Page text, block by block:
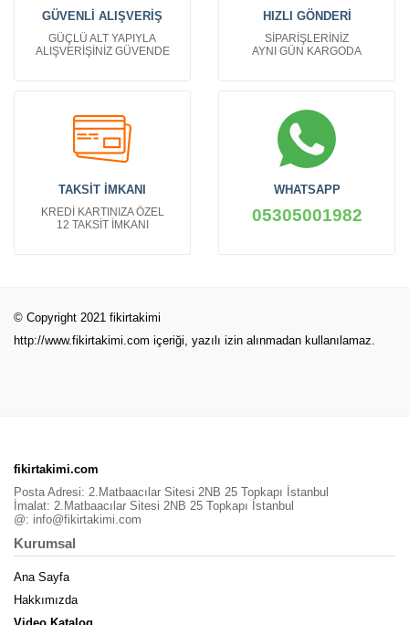
GÜVENLİ ALIŞVERİŞ
GÜÇLÜ ALT YAPIYLA
ALIŞVERİŞİNİZ GÜVENDE
HIZLI GÖNDERİ
SİPARİŞLERİNİZ
AYNI GÜN KARGODA
TAKSİT İMKANI
KREDİ KARTINIZA ÖZEL
12 TAKSİT İMKANI
WHATSAPP
05305001982
© Copyright 2021 fikirtakimi
http://www.fikirtakimi.com içeriği, yazılı izin alınmadan kullanılamaz.
fikirtakimi.com
Posta Adresi: 2.Matbaacılar Sitesi 2NB 25 Topkapı İstanbul
İmalat: 2.Matbaacılar Sitesi 2NB 25 Topkapı İstanbul
@: info@fikirtakimi.com
Kurumsal
Ana Sayfa
Hakkımızda
Video Katalog